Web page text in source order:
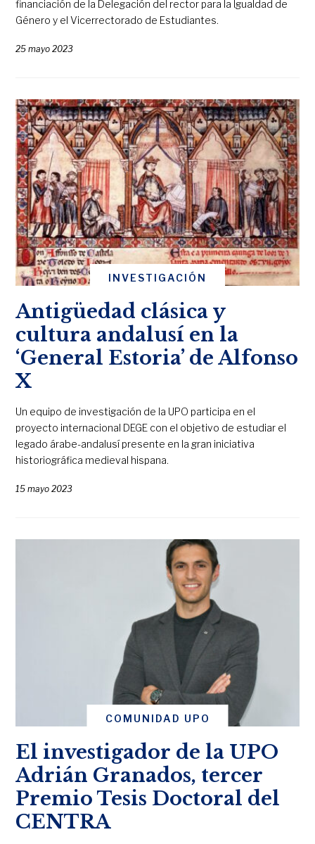
financiación de la Delegación del rector para la Igualdad de
Género y el Vicerrectorado de Estudiantes.
25 mayo 2023
INVESTIGACIÓN
Antigüedad clásica y
cultura andalusí en la
‘General Estoria’ de Alfonso
X
Un equipo de investigación de la UPO participa en el
proyecto internacional DEGE con el objetivo de estudiar el
legado árabe-andalusí presente en la gran iniciativa
historiográfica medieval hispana.
15 mayo 2023
COMUNIDAD UPO
El investigador de la UPO
Adrián Granados, tercer
Premio Tesis Doctoral del
CENTRA